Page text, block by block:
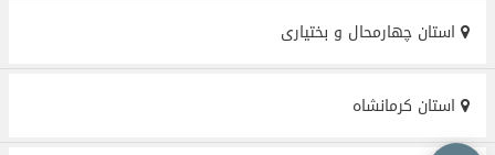
استان چهارمحال و بختیاری
استان کرمانشاه